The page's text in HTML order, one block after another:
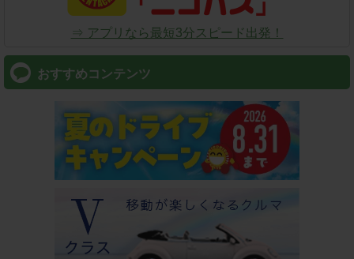
⇒ アプリなら最短3分スピード出発！
おすすめコンテンツ